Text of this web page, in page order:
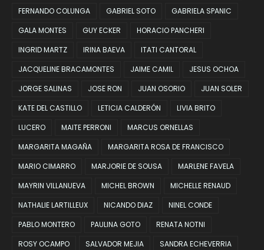
FERNANDO COLUNGA
GABRIEL SOTO
GABRIELA SPANIC
GALA MONTES
GUY ECKER
HORACIO PANCHERI
INGRID MARTZ
IRINA BAEVA
ITATI CANTORAL
JACQUELINE BRACAMONTES
JAIME CAMIL
JESUS OCHOA
JORGE SALINAS
JOSE RON JUAN OSORIO
JUAN SOLER
KATE DEL CASTILLO
LETICIA CALDERÓN
LIVIA BRITO
LUCERO
MAITE PERRONI
MARCUS ORNELLAS
MARGARITA MAGAÑA
MARGARITA ROSA DE FRANCISCO
MARIO CIMARRO
MARJORIE DE SOUSA
MARLENE FAVELA
MAYRIN VILLANUEVA
MICHEL BROWN
MICHELLE RENAUD
NATHALIE LARTILLEUX
NICANDO DIAZ
NINEL CONDE
PABLO MONTERO
PAULINA GOTO
RENATA NOTNI
ROSY OCAMPO
SALVADOR MEJIA
SANDRA ECHEVERRIA